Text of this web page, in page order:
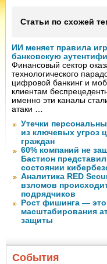
Статьи по схожей
ИИ меняет правила
банковскую
Финансовый сектор
технологического
цифровой банкинг и
клиентам
именно эти каналы
атаки …
Утечки
из ключевых угроз
граждан
60% компаний не
Бастион
состоянии
Аналитика RED
взломов
подрядчиков
Рост фишинга —
масштабирования
защиты
События